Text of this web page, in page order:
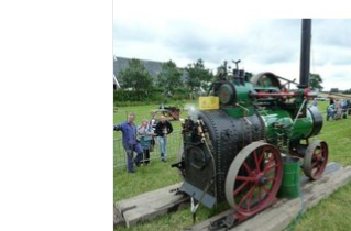
TOEVOEGEN AAN WINKELWAGEN